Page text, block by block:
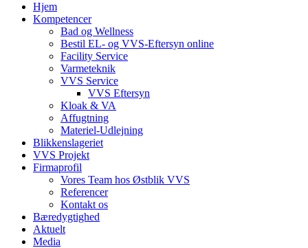
Hjem
Kompetencer
Bad og Wellness
Bestil EL- og VVS-Eftersyn online
Facility Service
Varmeteknik
VVS Service
VVS Eftersyn
Kloak & VA
Affugtning
Materiel-Udlejning
Blikkenslageriet
VVS Projekt
Firmaprofil
Vores Team hos Østblik VVS
Referencer
Kontakt os
Bæredygtighed
Aktuelt
Media